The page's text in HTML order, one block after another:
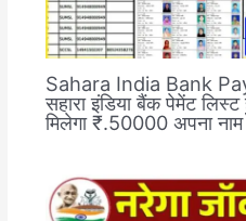
Sahara India Bank
सहारा इंडिया बैंक पेमेंट
मिलेगा ₹.50000 अपना